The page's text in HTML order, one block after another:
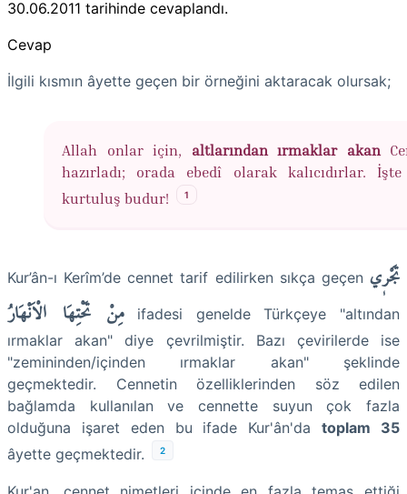
30.06.2011 tarihinde cevaplandı.
Cevap
İlgili kısmın âyette geçen bir örneğini aktaracak olursak;
Allah onlar için, altlarından ırmaklar akan
hazırladı; orada ebedî olarak kalıcıdırlar.
kurtuluş budur!
1
Kur’ân-ı Kerîm’de cennet tarif edilirken sıkça geçen تَجْر۪ي
مِنْ تَحْتِهَا الْاَنْهَارُifadesi genelde Türkçeye "altından
ırmaklar akan" diye çevrilmiştir. Bazı çevirilerde ise
"zemininden/içinden ırmaklar akan" şeklinde
geçmektedir. Cennetin özelliklerinden söz edilen
bağlamda kullanılan ve cennette suyun çok fazla
olduğuna işaret eden bu ifade Kur'ân'datoplam 35
âyette geçmektedir.
2